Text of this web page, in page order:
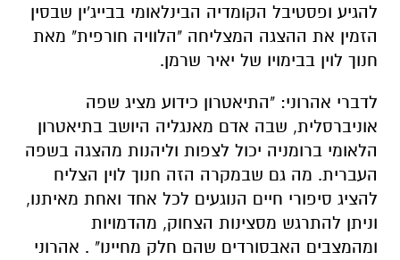
להגיע ופסטיבל הקומדיה הבינלאומי בבייג'ין שבסין
הזמין את ההצגה המצליחה "הלוויה חורפית" מאת
חנוך לוין בבימויו של יאיר שרמן.
לדברי אהרוני: "התיאטרון כידוע מציג שפה
אוניברסלית, שבה אדם מאנגליה היושב בתיאטרון
הלאומי ברומניה יכול לצפות וליהנות מהצגה בשפה
העברית. מה גם שבמקרה הזה חנוך לוין הצליח
להציג סיפורי חיים הנוגעים לכל אחד ואחת מאיתנו,
וניתן להתרגש מסצינות הצחוק, מהדמויות
ומהמצבים האבסורדים שהם חלק מחיינו" . אהרוני